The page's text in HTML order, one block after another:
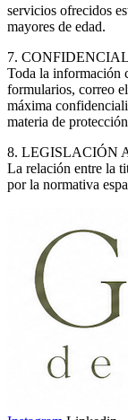
servicios ofrecidos
mayores de edad.
7.
Toda la información
formularios, correo
máxima
materia de
8. LEGISLACIÓN
La relación entre la
por la normativa